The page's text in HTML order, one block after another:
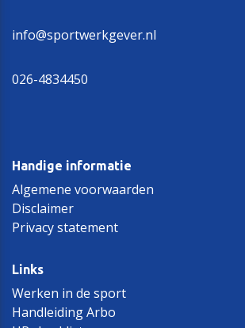
info@sportwerkgever.nl
026-4834450
Handige informatie
Algemene voorwaarden
Disclaimer
Privacy statement
Links
Werken in de sport
Handleiding Arbo